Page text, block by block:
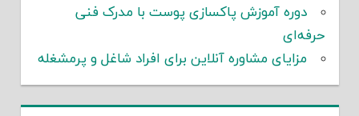
دوره آموزش پاکسازی پوست با مدرک فنی
حرفه‌ای
مزایای مشاوره آنلاین برای افراد شاغل و پرمشغله